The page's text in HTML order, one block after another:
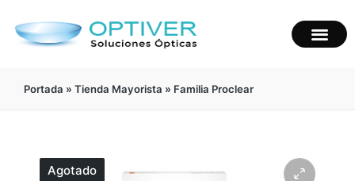
Portada » Tienda Mayorista » Familia Proclear
Agotado